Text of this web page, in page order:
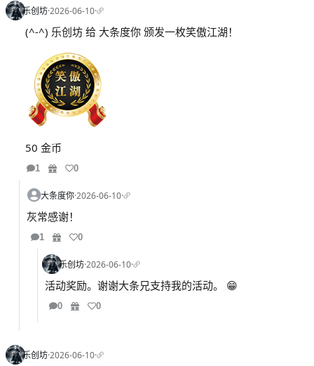
乐创坊·2026-06-10·
(^-^) 乐创坊 给 大条度你 颁发一枚笑傲江湖！
50 金币
1 0
大条度你·2026-06-10·
灰常感谢！
1 0
乐创坊·2026-06-10·
活动奖励。谢谢大条兄支持我的活动。 😁
0 0
乐创坊·2026-06-10·